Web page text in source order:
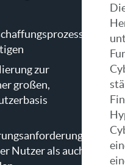
zur
großen,
Nutzer als auch